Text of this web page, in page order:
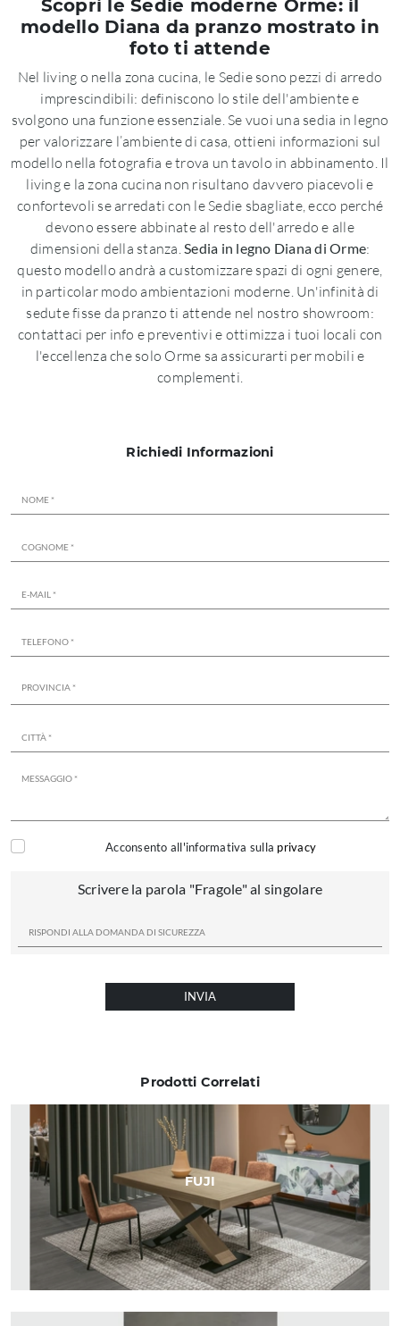
Scopri le Sedie moderne Orme: il
modello Diana da pranzo mostrato in
foto ti attende
Nel living o nella zona cucina, le Sedie sono pezzi di arredo
imprescindibili: definiscono lo stile dell'ambiente e
svolgono una funzione essenziale. Se vuoi una sedia in legno
per valorizzare l’ambiente di casa, ottieni informazioni sul
modello nella fotografia e trova un tavolo in abbinamento. Il
living e la zona cucina non risultano davvero piacevoli e
confortevoli se arredati con le Sedie sbagliate, ecco perché
devono essere abbinate al resto dell'arredo e alle
dimensioni della stanza.Sedia in legno Diana di Orme:
questo modello andrà a customizzare spazi di ogni genere,
in particolar modo ambientazioni moderne. Un'infinità di
sedute fisse da pranzo ti attende nel nostro showroom:
contattaci per info e preventivi e ottimizza i tuoi locali con
l'eccellenza che solo Orme sa assicurarti per mobili e
complementi.
Prodotti Correlati
FUJI
Richiedi Informazioni
Acconsento all'informativa sulla privacy
Scrivere la parola "Fragole" al singolare
INVIA